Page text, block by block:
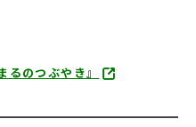
のつぶやき』